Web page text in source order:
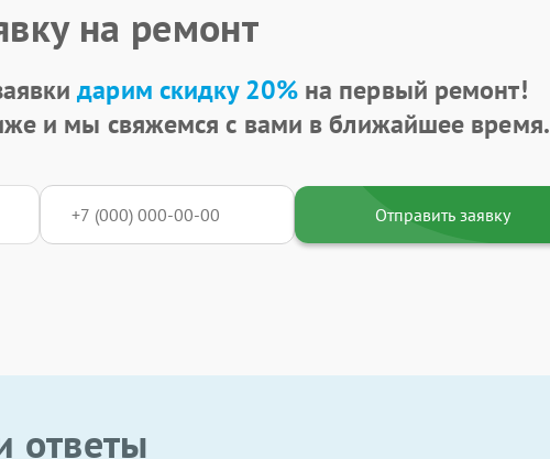
на ремонт
дарим скидку 20%на первый ремонт!
и мы свяжемся с вами в ближайшее время.
Отправить заявку
ответы